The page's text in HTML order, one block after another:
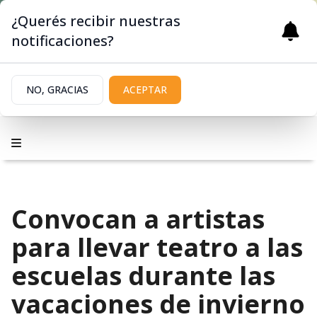
Convocan a artistas
para llevar teatro a las
escuelas durante las
vacaciones de invierno
¿Querés recibir nuestras
notificaciones?
NO, GRACIAS ACEPTAR